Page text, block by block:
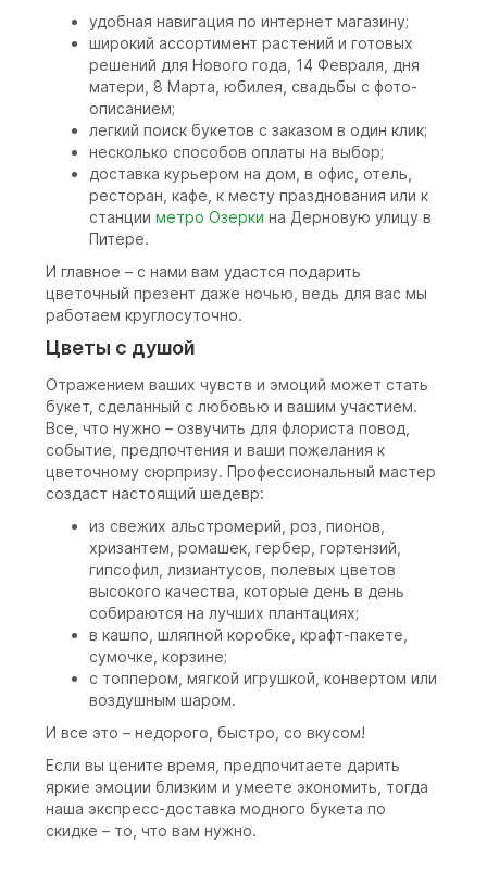
удобная навигация по интернет магазину;
широкий ассортимент растений и готовых
решений для Нового года, 14 Февраля, дня
матери, 8 Марта, юбилея, свадьбы с фото-
описанием;
легкий поиск букетов с заказом в один клик;
несколько способов оплаты на выбор;
доставка курьером на дом, в офис, отель,
ресторан, кафе, к месту празднования или к
станции метро Озерки на Дерновую улицу в
Питере.
И главное – с нами вам удастся подарить
цветочный презент даже ночью, ведь для вас мы
работаем круглосуточно.
Цветы с душой
Отражением ваших чувств и эмоций может стать
букет, сделанный с любовью и вашим участием.
Все, что нужно – озвучить для флориста повод,
событие, предпочтения и ваши пожелания к
цветочному сюрпризу. Профессиональный мастер
создаст настоящий шедевр:
из свежих альстромерий, роз, пионов,
хризантем, ромашек, гербер, гортензий,
гипсофил, лизиантусов, полевых цветов
высокого качества, которые день в день
собираются на лучших плантациях;
в кашпо, шляпной коробке, крафт-пакете,
сумочке, корзине;
с топпером, мягкой игрушкой, конвертом или
воздушным шаром.
И все это – недорого, быстро, со вкусом!
Если вы цените время, предпочитаете дарить
яркие эмоции близким и умеете экономить, тогда
наша экспресс-доставка модного букета по
скидке – то, что вам нужно.